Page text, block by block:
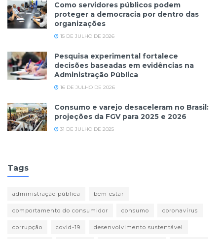
Como servidores públicos podem
proteger a democracia por dentro das
organizações
15 DE JULHO DE 2026
Pesquisa experimental fortalece
decisões baseadas em evidências na
Administração Pública
16 DE JULHO DE 2026
Consumo e varejo desaceleram no Brasil:
projeções da FGV para 2025 e 2026
31 DE JULHO DE 2025
Tags
administração pública bem estar
comportamento do consumidor consumo coronavírus
corrupção covid-19 desenvolvimento sustentável